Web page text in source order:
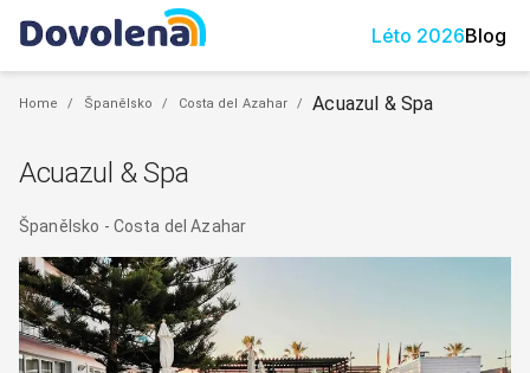
Léto 2026Blog
Home / Španělsko / Costa del Azahar / Acuazul & Spa
Acuazul & Spa
Španělsko - Costa del Azahar